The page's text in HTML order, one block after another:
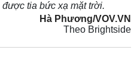
tia bức xạ mặt trời.
Hà Phương/VOV.VN
Theo Brightside